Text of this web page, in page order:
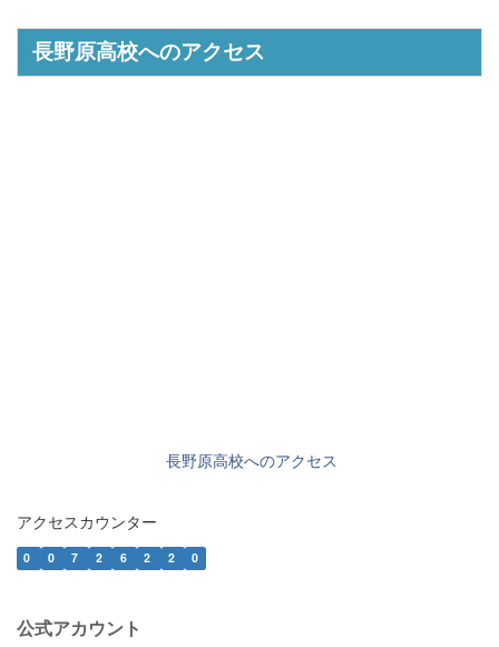
長野原高校へのアクセス
長野原高校へのアクセス
アクセスカウンター
0 0 7 2 6 2 2 0
公式アカウント